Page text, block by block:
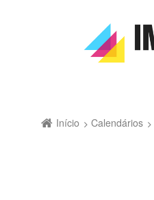
Início Calendários